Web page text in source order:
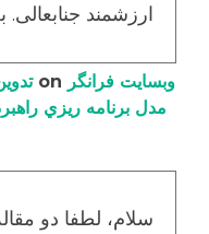
ارزشمند
وبسایت فرانگر
مدل برنامه ریزي
سلام، لطفا دو